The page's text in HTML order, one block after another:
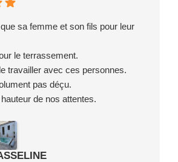
sa femme et son fils pour leur
le terrassement.
travailler avec ces personnes.
pas déçu.
de nos attentes.